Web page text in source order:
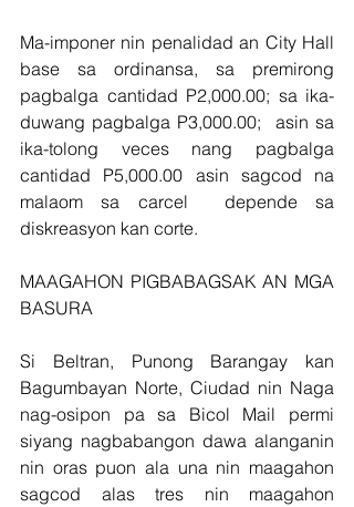
Ma-imponer nin penalidad an City Hall
base sa ordinansa, sa premirong
pagbalga cantidad P2,000.00; sa ika-
duwang pagbalga P3,000.00;  asin sa
ika-tolong veces nang pagbalga
cantidad P5,000.00 asin sagcod na
malaom sa carcel  depende sa
diskreasyon kan corte.
MAAGAHON PIGBABAGSAK AN MGA
BASURA
Si Beltran, Punong Barangay kan
Bagumbayan Norte, Ciudad nin Naga
nag-osipon pa sa Bicol Mail permi
siyang nagbabangon dawa alanganin
nin oras puon ala una nin maagahon
sagcod alas tres nin maagahon